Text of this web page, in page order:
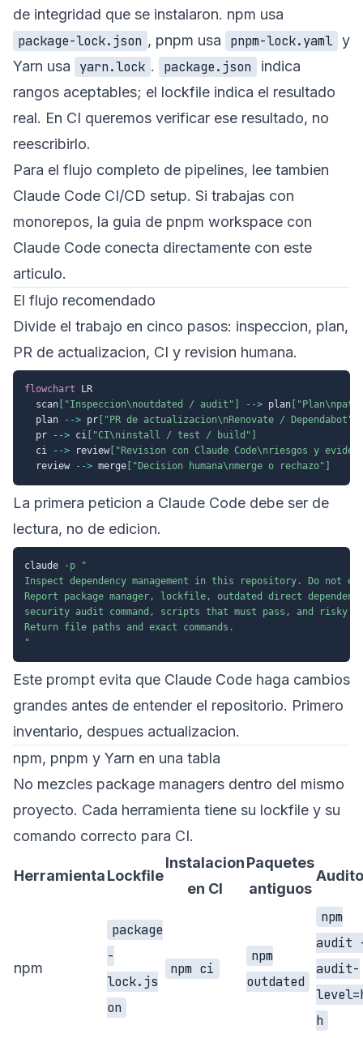
de integridad que se instalaron. npm usa
package-lock.json , pnpm usa pnpm-lock.yaml y
Yarn usa
yarn.lock . package.json
indica
rangos aceptables; el lockfile indica el resultado
real. En CI queremos verificar ese resultado, no
reescribirlo.
Para el flujo completo de pipelines, lee tambien
Claude Code CI/CD setup. Si trabajas con
monorepos, la guia de pnpm workspace con
Claude Code conecta directamente con este
articulo.
El flujo recomendado
Divide el trabajo en cinco pasos: inspeccion, plan,
PR de actualizacion, CI y revision humana.
flowchart LR
  scan
["Inspeccion\noutdated / audit"] --> plan
  plan
--> pr ["PR de actualizacion\nRenovate / Dependabot"]
  pr
--> ci ["CI\ninstall / test / build"]
  ci
--> review ["Revision con Claude Code\nriesgos y
  review
--> merge ["Decision humana\nmerge o rechazo"]
La primera peticion a Claude Code debe ser de
lectura, no de edicion.
claude -p
"
Inspect dependency management in this repository. Do not
Report package manager, lockfile, outdated direct
security audit command, scripts that must pass, and risky
Return file paths and exact commands.
"
Este prompt evita que Claude Code haga cambios
grandes antes de entender el repositorio. Primero
inventario, despues actualizacion.
npm, pnpm y Yarn en una tabla
No mezcles package managers dentro del mismo
proyecto. Cada herramienta tiene su lockfile y su
comando correcto para CI.
HerramientaLockfile
Instalacion
en CI
Paquetes
antiguos
npm
package
-
lock.js
on
npm ci
npm
outdated
npm
audit
audit-
h